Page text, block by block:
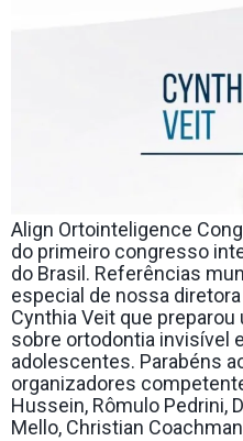
Align Ortointeligence
do primeiro congresso
do Brasil. Referências
especial de nossa diretora
Cynthia Veit que preparou
sobre ortodontia invisível
adolescentes. Parabéns
organizadores
Hussein, Rômulo Pedrini,
Mello, Christian